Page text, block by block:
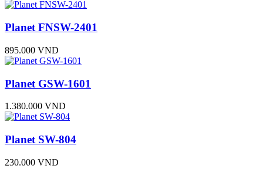
Planet FNSW-2401
895.000 VND
Planet GSW-1601
1.380.000 VND
Planet SW-804
230.000 VND